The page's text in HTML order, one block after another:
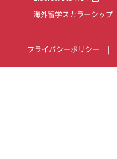
海外留学スカラーシップ
プライバシーポリシー